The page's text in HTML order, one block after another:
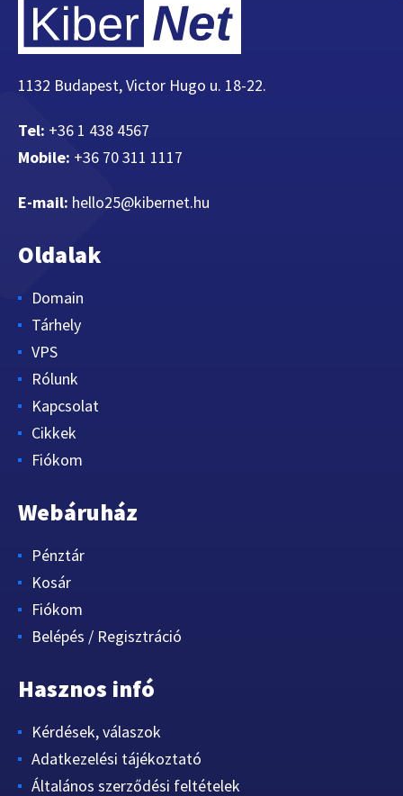
1132 Budapest, Victor Hugo u. 18-22.
Tel: +36 1 438 4567
Mobile: +36 70 311 1117
E-mail: hello25@kibernet.hu
Oldalak
Domain
Tárhely
VPS
Rólunk
Kapcsolat
Cikkek
Fiókom
Webáruház
Pénztár
Kosár
Fiókom
Belépés / Regisztráció
Hasznos infó
Kérdések, válaszok
Adatkezelési tájékoztató
Általános szerződési feltételek